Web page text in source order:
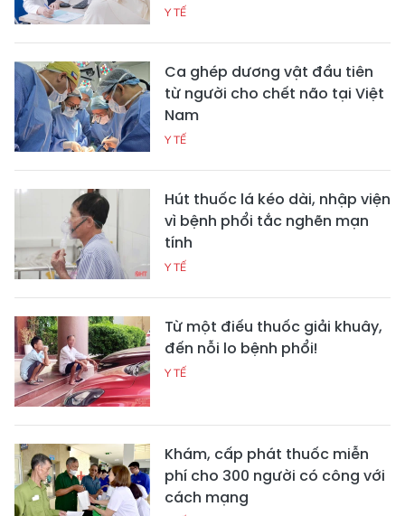
Y TẾ
Ca ghép dương vật đầu tiên
từ người cho chết não tại Việt
Nam
Y TẾ
Hút thuốc lá kéo dài, nhập viện
vì bệnh phổi tắc nghẽn mạn
tính
Y TẾ
Từ một điếu thuốc giải khuây,
đến nỗi lo bệnh phổi!
Y TẾ
Khám, cấp phát thuốc miễn
phí cho 300 người có công với
cách mạng